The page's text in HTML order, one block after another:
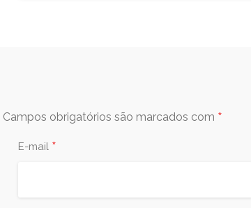
Campos obrigatórios são marcados com *
E-mail *